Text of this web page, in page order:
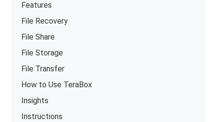
Features
File Recovery
File Share
File Storage
File Transfer
How to Use TeraBox
Insights
Instructions